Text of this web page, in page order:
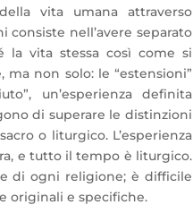
vita umana attraverso
consiste nell’avere separato
la vita stessa così come si
non solo: le “estensioni”
un’esperienza definita
di superare le distinzioni
o liturgico. L’esperienza
e tutto il tempo è liturgico.
di ogni religione; è difficile
originali e specifiche.